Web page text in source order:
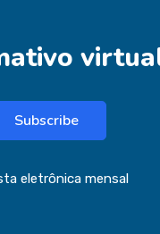
Subscribe
eletrônica mensal